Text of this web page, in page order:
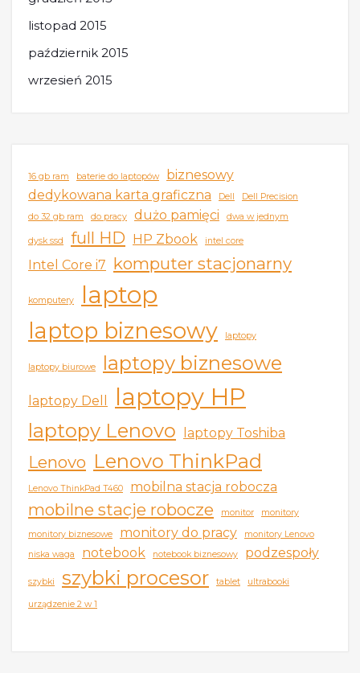
listopad 2015
październik 2015
wrzesień 2015
16 gb ram baterie do laptopów
biznesowy
dedykowana karta graficzna
Dell
Dell Precision
do 32 gb ram
do pracy dużo pamięci dwa w jednym
dysk ssd full HD HP Zbook intel core
Intel Core i7 komputer stacjonarny
komputery laptop
laptop biznesowy laptopy
laptopy biurowe laptopy biznesowe
laptopy Dell laptopy HP
laptopy Lenovo laptopy Toshiba
Lenovo Lenovo ThinkPad
Lenovo ThinkPad T460 mobilna stacja robocza
mobilne stacje robocze monitor monitory
monitory biznesowe monitory do pracy
monitory Lenovo
niska waga
notebook notebook biznesowy podzespoły
szybki szybki procesor tablet ultrabooki
urządzenie 2 w 1